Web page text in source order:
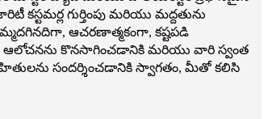
గుర్తింపు మరియు మద్దతును
ఆచరణాత్మకంగా, కష్టపడి
ఆలోచనను కొనసాగించడానికి మరియు వారి స్వంత
సందర్శించడానికి స్వాగతం, మీతో కలిసి